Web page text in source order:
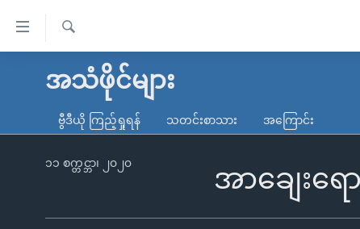
လွယ်ကူ
သည့်
မူလစာမျက်နှာ
ကမ္ဘာ့သတင်းများ
နိုင်ငံတကာ
တရုတ်
ရပ်ဝန်းတခု လမ်းတခု အလွန်
ရ
အသံဖိုင်များ
ဗွီဒီယို ကြည့်ရှုရန် သတင်းစာသား အကြောင်း
အာချေး
၁၁ စက္တင္ဘာ၊ ၂၀၂၀